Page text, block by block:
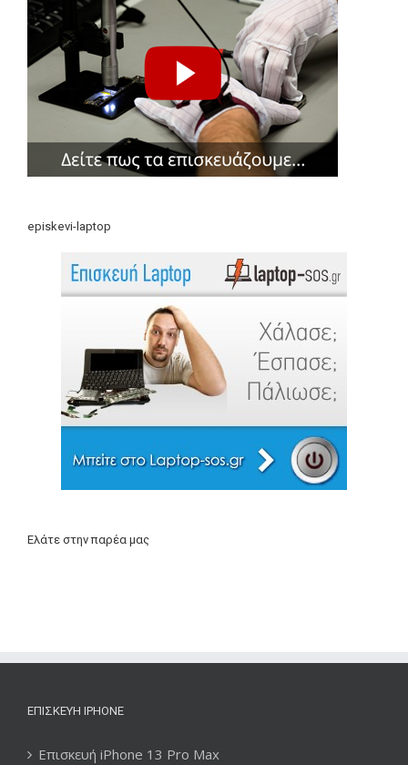
episkevi-laptop
Ελάτε στην παρέα μας
ΕΠΙΣΚΕΥΉ IPHONE
Επισκευή iPhone 13 Pro Max